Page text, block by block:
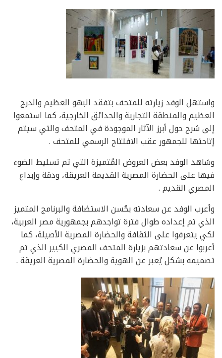
واستهل الوفد زيارته للمتحف بتفقد البهو العظيم والدرج
العظيم والمنطقة التجارية والحدائق الخارجية، كما استمعوا
إلى شرح حول أبرز الآثار الموجودة في المتحف والتي سيتم
إتاحتها للجمهور عقب الافتتاح الرسمي للمتحف .
وشاهد الوفد بعض العروض المُتميزة التي تم تسليط الضوء
فيها على الحضارة المصرية القديمة العريقة، ودقة وإبداع
المصري القديم .
وأعرب الوفد عن سعادته بحُسن الاستضافة والبرنامج المتميز
الذي تم إعداده طوال فترة تواجدهم بجمهورية مصر العربية،
لكي يتعرفوا على الثقافة والحضارة المصرية الأصيلة، كما
أعربوا عن سعادتهم بزيارة المتحف المصري الكبير الذي تم
تصميمه بشكل يُعبر عن الهوية والحضارة المصرية العريقة .